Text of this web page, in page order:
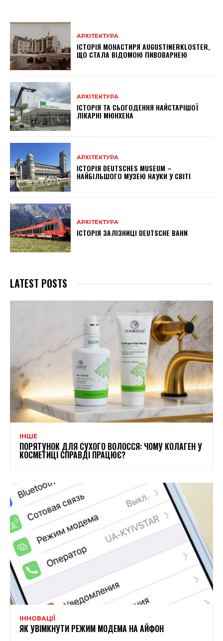
АРХІТЕКТУРА
ІСТОРІЯ МОНАСТИРЯ AUGUSTINERKLOSTER,
ЩО СТАЛА ВІДОМОЮ ПИВОВАРНЕЮ
АРХІТЕКТУРА
ІСТОРІЯ ТА СЬОГОДЕННЯ НАЙСТАРІШОЇ
ЛІКАРНІ МЮНХЕНА
АРХІТЕКТУРА
ІСТОРІЯ DEUTSCHES MUSEUM –
НАЙБІЛЬШОГО МУЗЕЮ НАУКИ У СВІТІ
АРХІТЕКТУРА
ІСТОРІЯ ЗАЛІЗНИЦІ DEUTSCHE BAHN
LATEST POSTS
ІНШЕ
ПОРЯТУНОК ДЛЯ СУХОГО ВОЛОССЯ: ЧОМУ КОЛАГЕН У
КОСМЕТИЦІ СПРАВДІ ПРАЦЮЄ?
ІННОВАЦІЇ
ЯК УВІМКНУТИ РЕЖИМ МОДЕМА НА АЙФОН